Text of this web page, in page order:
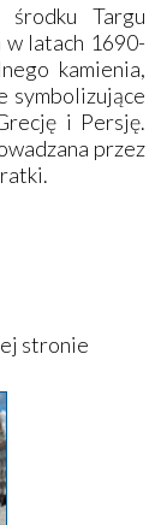
Targu
w latach 1690-
kamienia,
symbolizujące
i Persję.
przez
stronie